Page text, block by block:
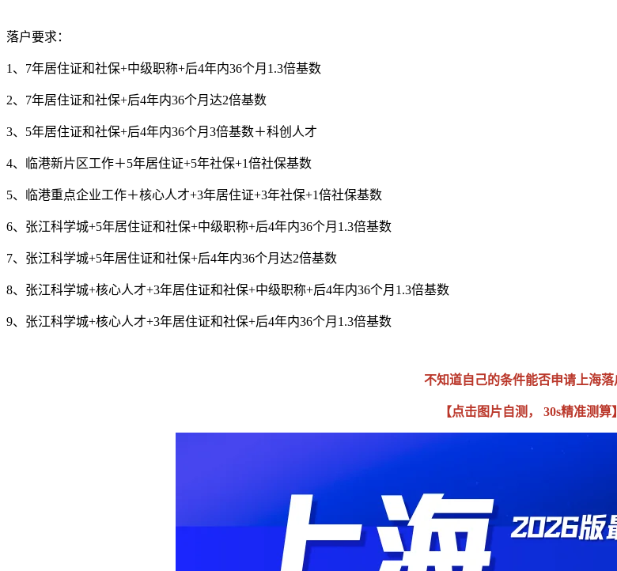
落户要求：
1、7年居住证和社保+中级职称+后4年内36个月1.3倍基数
2、7年居住证和社保+后4年内36个月达2倍基数
3、5年居住证和社保+后4年内36个月3倍基数＋科创人才
4、临港新片区工作＋5年居住证+5年社保+1倍社保基数
5、临港重点企业工作＋核心人才+3年居住证+3年社保+1倍社保基数
6、张江科学城+5年居住证和社保+中级职称+后4年内36个月1.3倍基数
7、张江科学城+5年居住证和社保+后4年内36个月达2倍基数
8、张江科学城+核心人才+3年居住证和社保+中级职称+后4年内36个月1.3倍基数
9、张江科学城+核心人才+3年居住证和社保+后4年内36个月1.3倍基数
不知道自己的条件能否申请上海落
【点击图片自测， 30s精准测算】